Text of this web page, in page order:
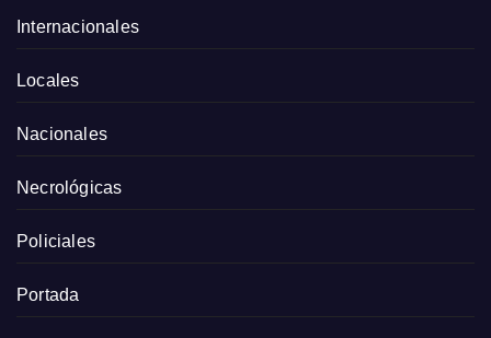
Internacionales
Locales
Nacionales
Necrológicas
Policiales
Portada